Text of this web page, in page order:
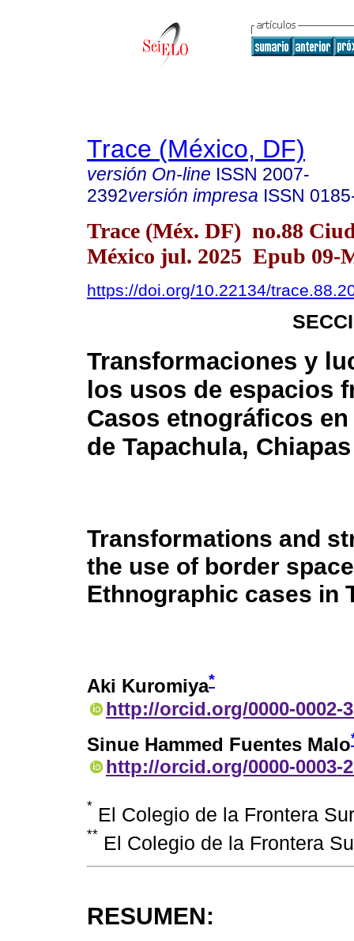
Trace (México, DF)
versión On-line ISSN 2007-
2392versión impresa ISSN
Trace (Méx. DF) no.88
México jul. 2025 Epub 09-
https://doi.org/10.22134/
Transformaciones y
los usos de espacios
Casos etnográficos
de Tapachula, Chiapas
Transformations and
the use of border
Ethnographic cases in
Aki Kuromiya*
http://orcid.org/0000-0002-
Sinue Hammed Fuentes Malo
http://orcid.org/0000-0003-
* El Colegio de la Frontera
** El Colegio de la Frontera
RESUMEN: